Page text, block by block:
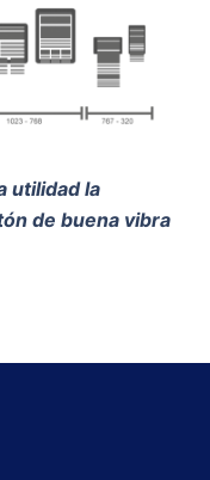
utilidad la
de buena vibra